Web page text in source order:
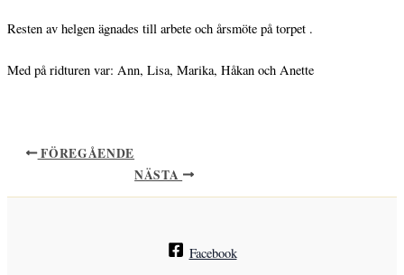
Resten av helgen ägnades till arbete och årsmöte på torpet .
Med på ridturen var: Ann, Lisa, Marika, Håkan och Anette
FÖREGÅENDE
NÄSTA
Facebook